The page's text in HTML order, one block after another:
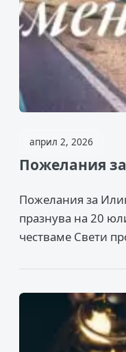
април 2, 2026
Пожелания
Пожелания за
празнува на 20
честваме Свети